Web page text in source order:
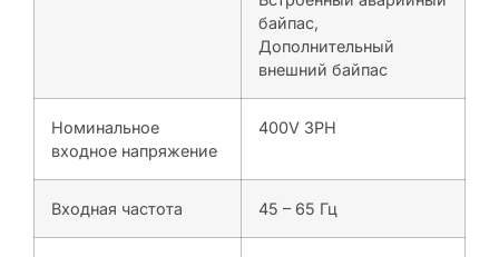
байпас,
Дополнительный
внешний байпас
Номинальное
входное напряжение
400V 3PH
Входная частота 45 – 65 Гц